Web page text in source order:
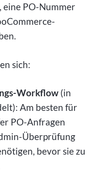
eine PO-Nummer
sich:
Workflow (in
Am besten für
PO-Anfragen
Überprüfung
bevor sie zu